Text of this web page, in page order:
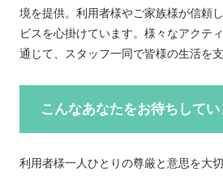
境を提供。利用者様やご家族様が信頼
ビスを心掛けています。様々なアクテ
通じて、スタッフ一同で皆様の生活を支
こんなあなたをお待ちして
利用者様一人ひとりの尊厳と意思を大